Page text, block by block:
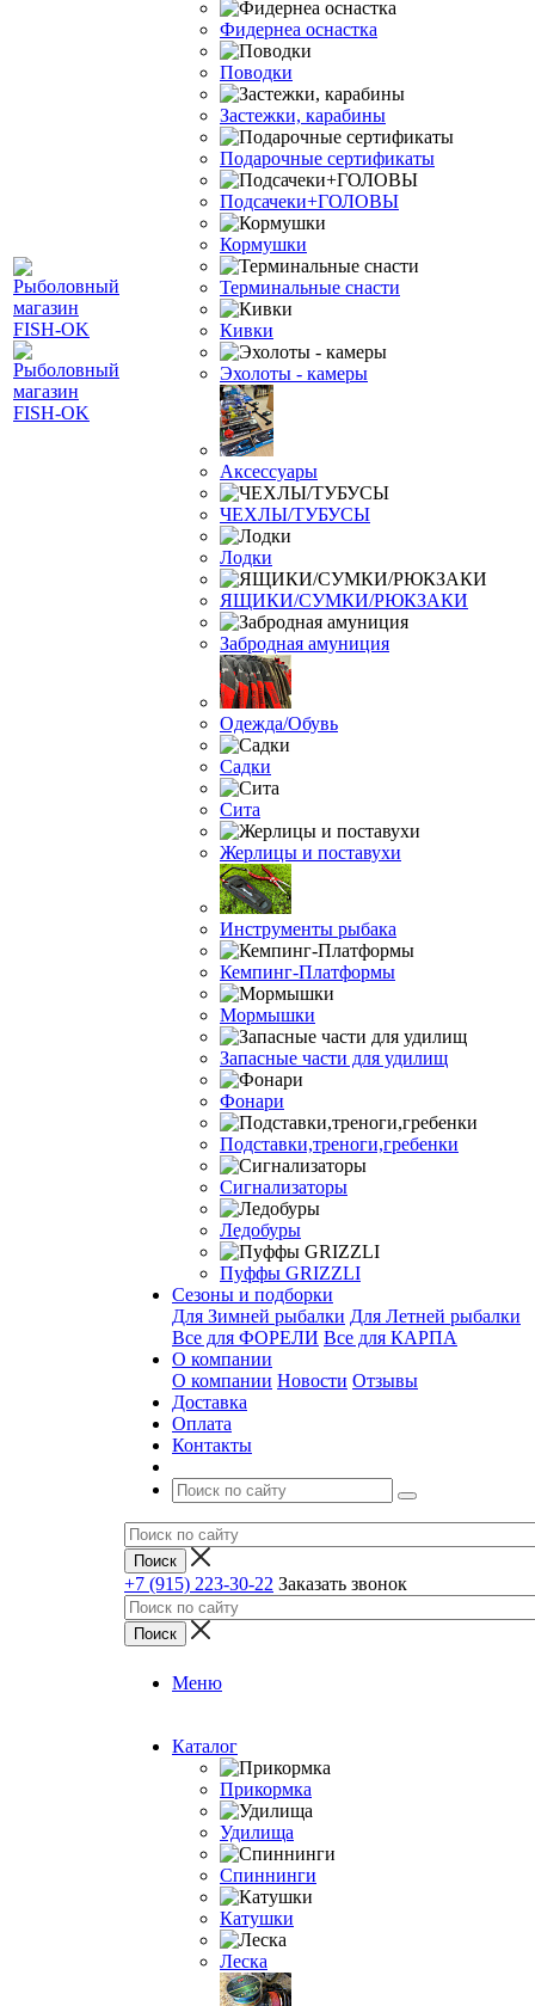
Фидернеа оснастка
Поводки
Застежки, карабины
Подарочные сертификаты
Подсачеки+ГОЛОВЫ
Кормушки
Терминальные снасти
Кивки
Эхолоты - камеры
Аксессуары
ЧЕХЛЫ/ТУБУСЫ
Лодки
ЯЩИКИ/СУМКИ/РЮКЗАКИ
Забродная амуниция
Одежда/Обувь
Садки
Сита
Жерлицы и поставухи
Инструменты рыбака
Кемпинг-Платформы
Мормышки
Запасные части для удилищ
Фонари
Подставки,треноги,гребенки
Сигнализаторы
Ледобуры
Пуффы GRIZZLI
Сезоны и подборки
Для Зимней рыбалки Для Летней рыбалки
Все для ФОРЕЛИ Все для КАРПА
О компании
О компании Новости Отзывы
Доставка
Оплата
Контакты
+7 (915) 223-30-22 Заказать звонок
Меню
Каталог
Прикормка
Удилища
Спиннинги
Катушки
Леска